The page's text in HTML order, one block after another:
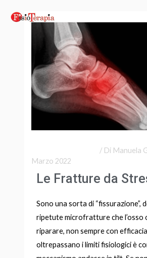
/ Di Manuela
Marzo 2022
Le Fratture da
Sono una sorta di “fissurazione”,
ripetute microfratture che l’osso
riparare, non sempre con
oltrepassano i limiti fisiologici è
articoli